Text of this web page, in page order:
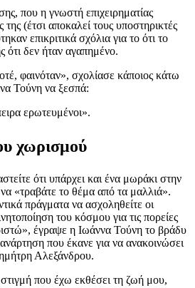
που η γνωστή επιχειρηματίας
(έτσι αποκαλεί τους υποστηρικτές
επικριτικά σχόλια για το ότι το
ότι δεν ήταν αγαπημένο.
φαινόταν», σχολίασε κάποιος κάτω
Τούνη να ξεσπά:
ερωτευμένοι».
χωρισμού
ότι υπάρχει και ένα μωράκι στην
«τραβάτε το θέμα από τα μαλλιά».
πράγματα να ασχοληθείτε οι
του κόσμου για τις πορείες
έγραψε η Ιωάννα Τούνη το βράδυ
που έκανε για να ανακοινώσει
Αλεξάνδρου.
που έχω εκθέσει τη ζωή μου,